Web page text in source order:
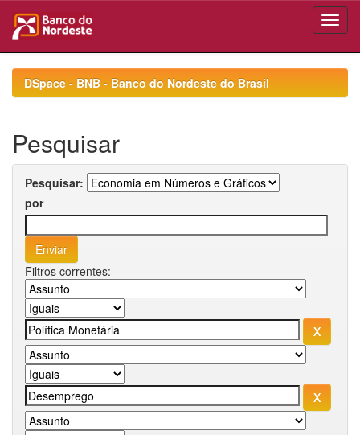
navigationDSpace - BNB - Banco do Nordeste do Brasil
Pesquisar
Pesquisar:
por
Filtros correntes: